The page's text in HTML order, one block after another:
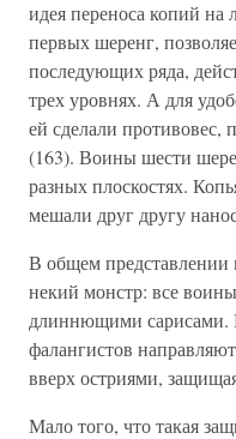
идея переноса копий на
первых шеренг,
последующих ряда,
трех уровнях. А для
ей сделали противовес,
(163). Воины шести
разных плоскостях.
мешали друг другу
В общем представлении
некий монстр: все
длиннющими сарисами.
фалангистов
вверх остриями,
Мало того, что такая